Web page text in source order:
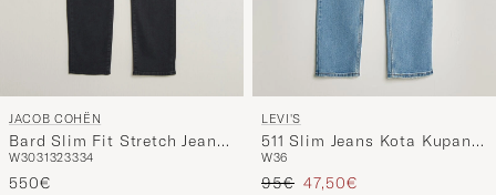
JACOB COHËN
Bard Slim Fit Stretch Jeans
Washed Black
W3031323334
550€
LEVI'S
511 Slim Jeans Kota Kupang
Adapt
W36
Regulärer Preis
95€ Reduzierter Preis
47,50€